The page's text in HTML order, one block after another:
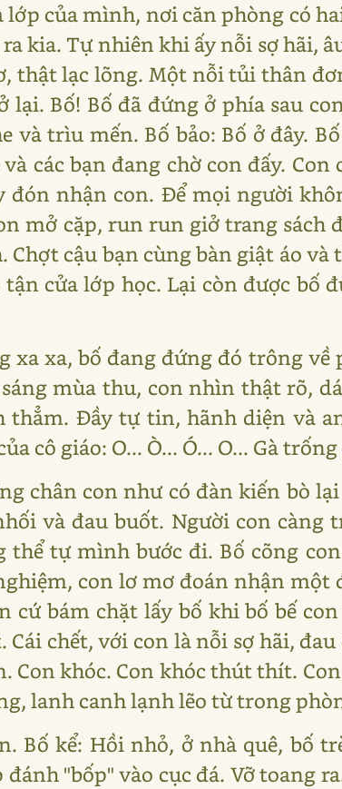
của mình, nơi căn phòng có
kia. Tự nhiên khi ấy nỗi sợ hãi,
thật lạc lõng. Một nỗi tủi thân
Bố! Bố đã đứng ở phía sau
và trìu mến. Bố bảo: Bố ở đây.
các bạn đang chờ con đấy. Con
đón nhận con. Để mọi người
mở cặp, run run giở trang sách
cậu bạn cùng bàn giật áo và
cửa lớp học. Lại còn được bố
xa xa, bố đang đứng đó trông
mùa thu, con nhìn thật rõ,
Đầy tự tin, hãnh diện và
cô giáo: O... Ò... Ó... O... Gà trống
chân con như có đàn kiến bò
và đau buốt. Người con càng
tự mình bước đi. Bố cõng
con lơ mơ đoán nhận một
cứ bám chặt lấy bố khi bố bế
chết, với con là nỗi sợ hãi,
khóc. Con khóc thút thít.
lanh canh lạnh lẽo từ trong
Bố kể: Hồi nhỏ, ở nhà quê, bố
"bốp" vào cục đá. Vỡ toang